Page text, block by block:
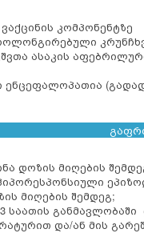
კომპონენტზე
ასაკის
დოზის მიღების
მიღების შემდეგ;
განმავლობაში
და/ან მის